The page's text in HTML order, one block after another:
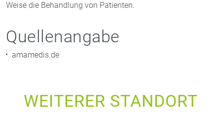
Weise die Behandlung von Patienten.
Quellenangabe
amamedis.de
WEITERER STANDORT